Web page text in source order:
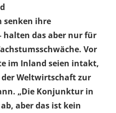
ihre
halten das aber nur für
Vor
im Inland seien intakt,
der Weltwirtschaft zur
„Die Konjunktur in
aber das ist kein